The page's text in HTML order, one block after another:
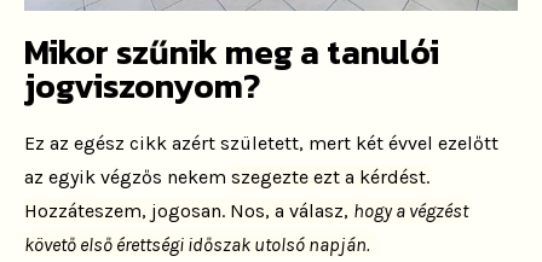
Mikor szűnik meg a tanulói
jogviszonyom?
Ez az egész cikk azért született, mert két évvel ezelőtt
az egyik végzős nekem szegezte ezt a kérdést.
Hozzáteszem, jogosan. Nos, a válasz, hogy a végzést
követő első érettségi időszak utolsó napján.